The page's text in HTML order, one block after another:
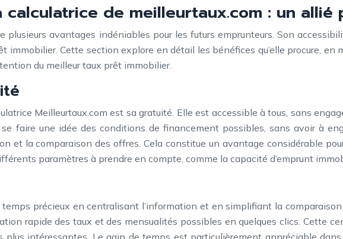
calculatrice de meilleurtaux.com : un allié
plusieurs avantages indéniables pour les futurs emprunteurs. Son
immobilier. Cette section explore en détail les bénéfices qu’elle procure,
du meilleur taux prêt immobilier.
Meilleurtaux.com est sa gratuité. Elle est accessible à tous, sans
faire une idée des conditions de financement possibles, sans avoir à
et la comparaison des offres. Cela constitue un avantage considérable
paramètres à prendre en compte, comme la capacité d’emprunt
précieux en centralisant l’information et en simplifiant la
rapide des taux et des mensualités possibles en quelques clics. Cette
plus intéressantes. Le gain de temps est particulièrement appréciable